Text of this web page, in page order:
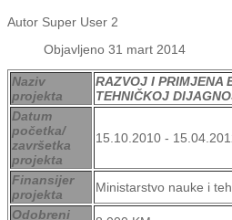
Autor Super User 2
Objavljeno 31 mart 2014
Naziv
projekta
RAZVOJ I PRIMJENA
TEHNIČKOJ
Datum
početka/
završetka
projekta
15.10.2010 -
Finansijer
projekta
Ministarstvo nauke i
Odobreni